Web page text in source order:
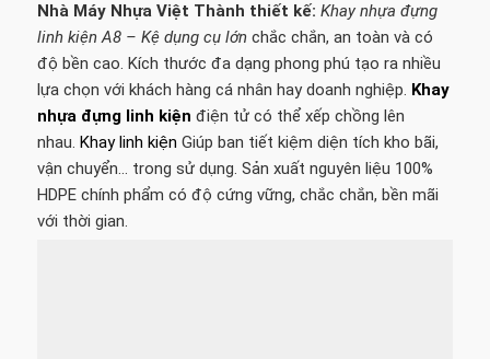
Nhà Máy Nhựa Việt Thành thiết kế:Khay nhựa đựng
linh kiện A8 – Kệ dụng cụ lớn chắc chắn, an toàn và có
độ bền cao. Kích thước đa dạng phong phú tạo ra nhiều
lựa chọn với khách hàng cá nhân hay doanh nghiệp. Khay
nhựa đựng linh kiện điện tử có thể xếp chồng lên
nhau.Khay linh kiện Giúp ban tiết kiệm diện tích kho bãi,
vận chuyển… trong sử dụng. Sản xuất nguyên liệu 100%
HDPE chính phẩm có độ cứng vững, chắc chắn, bền mãi
với thời gian.